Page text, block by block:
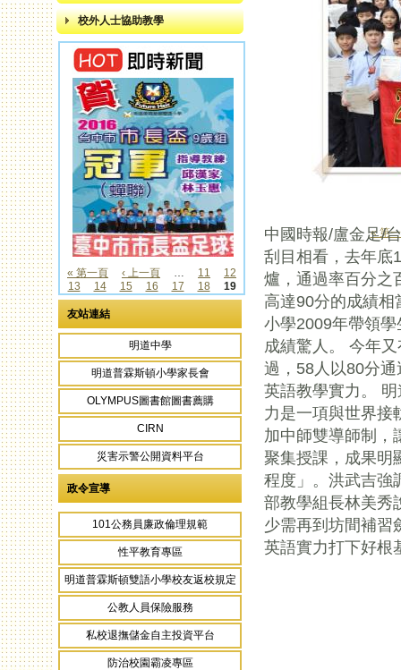
校外人士協助教學
頁面
« 第一頁 ‹ 上一頁 … 11
12
13
14 15 16 17 18 19
友站連結
明道中學
明道普霖斯頓小學家長會
OLYMPUS圖書館圖書薦購
CIRN
災害示警公開資料平台
政令宣導
101公務員廉政倫理規範
性平教育專區
明道普霖斯頓雙語小學校友返校規定
公教人員保險服務
私校退撫儲金自主投資平台
防治校園霸凌專區
頁面
« 第
中國時報/盧金足/
刮目相看，去年底
爐，通過率百分之
高達90分的成績
小學2009年帶領
成績驚人。 今年
過，58人以80分
英語教學實力。
力是一項與世界接
加中師雙導師制，
聚集授課，成果明
程度」。洪武吉強
部教學組長林美秀
少需再到坊間補習
英語實力打下好根